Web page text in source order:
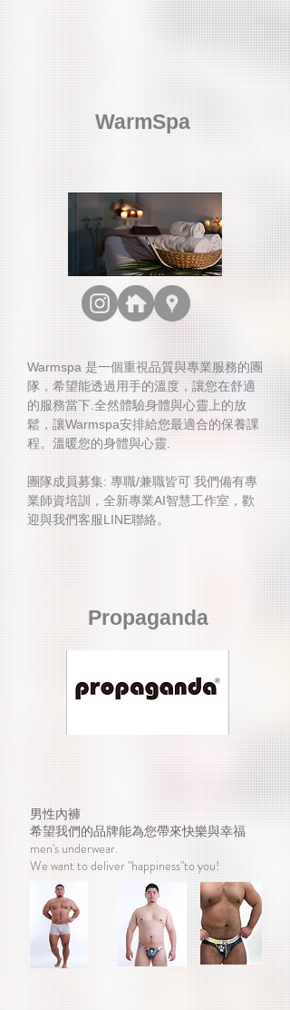
WarmSpa
Warmspa 是一個重視品質與專業服務的團
隊，希望能透過用手的溫度，讓您在舒適
的服務當下.全然體驗身體與心靈上的放
鬆，讓Warmspa安排給您最適合的保養課
程。溫暖您的身體與心靈.
團隊成員募集: 專職/兼職皆可 我們備有專
業師資培訓，全新專業AI智慧工作室，歡
迎與我們客服LINE聯絡。
Propaganda
男性內褲
希望我們的品牌能為您帶來快樂與幸福
men's underwear.
We want to deliver "happiness"to you!